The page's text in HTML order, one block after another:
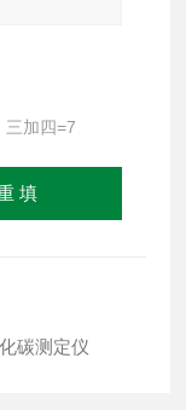
三加四=7
碳测定仪